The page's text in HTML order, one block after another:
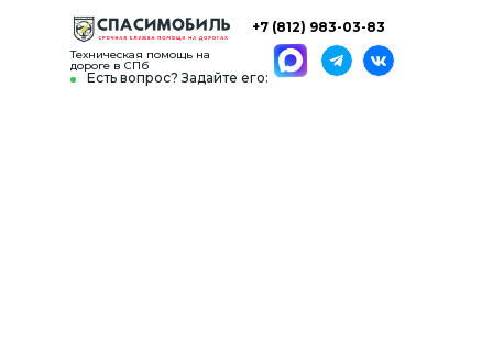
Есть вопрос? Задайте его:
+7 (812) 983-03-83
Техническая помощь на
дороге в СПб